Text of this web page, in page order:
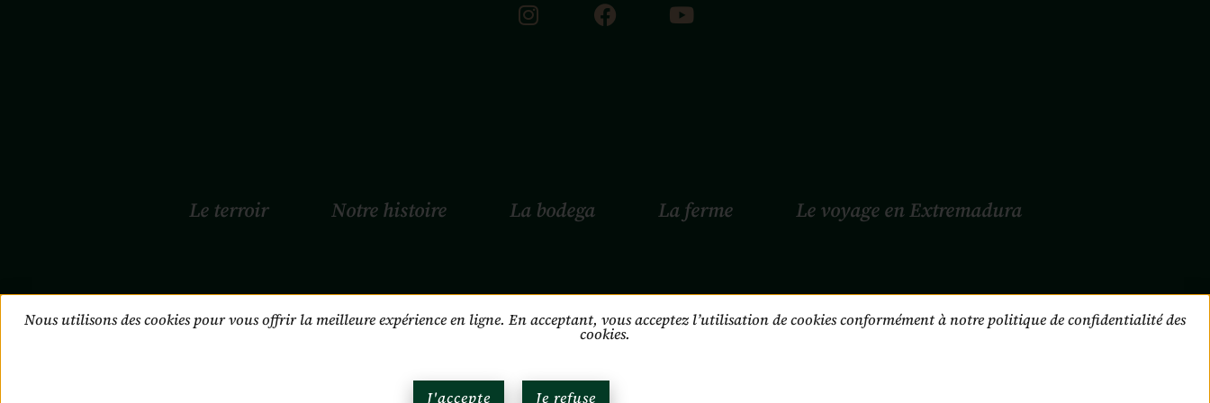
Le terroir Notre histoire La bodega La ferme Le voyage en Extremadura
© Ibesurex 2024 – Tous droits réservés Ibesurex France
Nous utilisons des cookies pour vous offrir la meilleure expérience en ligne. En acceptant, vous acceptez l’utilisation de cookies conformément à notre politique de confidentialité des
cookies.
J'accepte Je refuse